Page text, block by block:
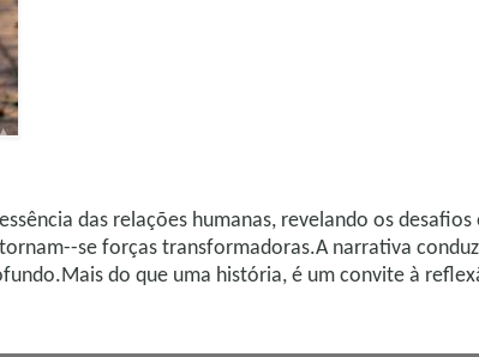
das relações humanas, revelando os
se forças transformadoras.A narrativa
do que uma história, é um convite à